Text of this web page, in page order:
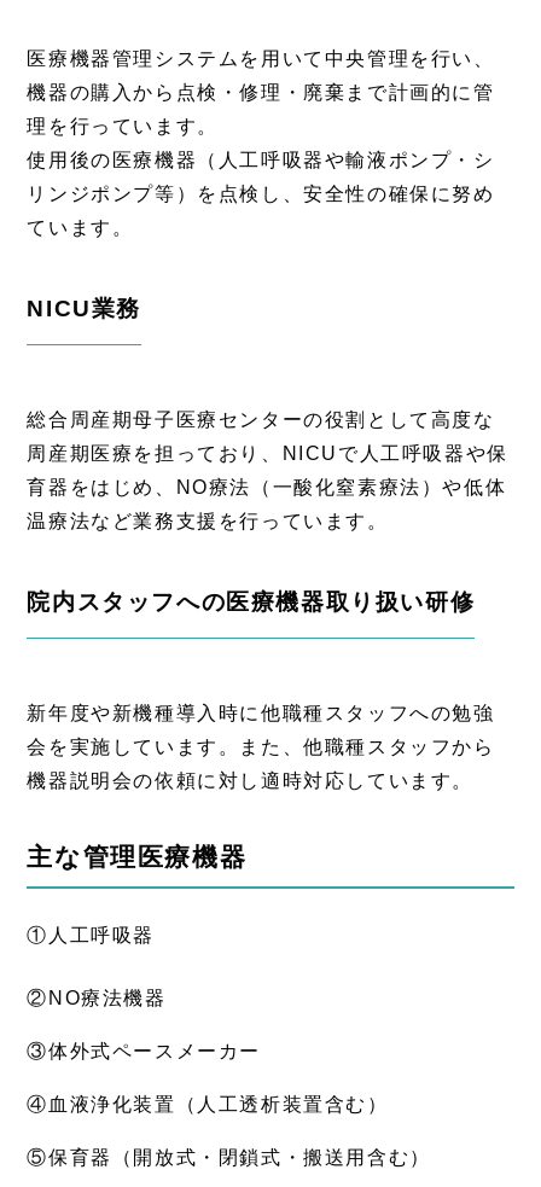
医療機器管理システムを用いて中央管理を行い、
機器の購入から点検・修理・廃棄まで計画的に管
理を行っています。
使用後の医療機器（人工呼吸器や輸液ポンプ・シ
リンジポンプ等）を点検し、安全性の確保に努め
ています。
NICU業務
総合周産期母子医療センターの役割として高度な
周産期医療を担っており、NICUで人工呼吸器や保
育器をはじめ、NO療法（一酸化窒素療法）や低体
温療法など業務支援を行っています。
院内スタッフへの医療機器取り扱い研修
新年度や新機種導入時に他職種スタッフへの勉強
会を実施しています。また、他職種スタッフから
機器説明会の依頼に対し適時対応しています。
主な管理医療機器
①人工呼吸器
②NO療法機器
③体外式ペースメーカー
④血液浄化装置（人工透析装置含む）
⑤保育器（開放式・閉鎖式・搬送用含む）